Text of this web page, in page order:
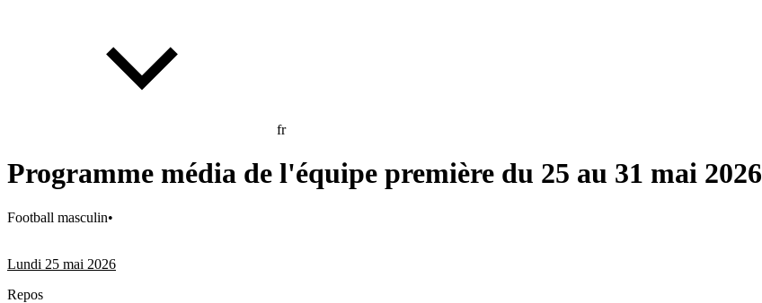
fr
Programme média de l'équipe première du 25 au 31 mai 2026
Football masculin•
Lundi 25 mai 2026
Repos